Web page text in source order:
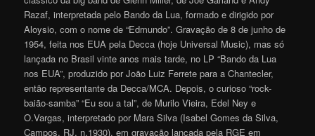
Razaf, interpretada pelo Bando da Lua, formado e dirigido por
Aloysio, com o nome de “Edmundo”. Gravação de 8 de junho de
1954, feita nos EUA pela Decca (hoje Universal Music), mas só
lançada no Brasil vinte anos mais tarde, no LP “Bando da Lua
nos EUA”, produzido por João Luiz Ferrete para a Chantecler,
então representante da Decca/MCA. Depois, o curioso “rock-
baião-samba” “Eu sou a tal”, de Murilo Vieira, Edel Ney e
O.Vargas, interpretado por Mara Silva (Isabel Gomes da Silva,
Campos, RJ, n.1930), em gravação lançada pela RGE em